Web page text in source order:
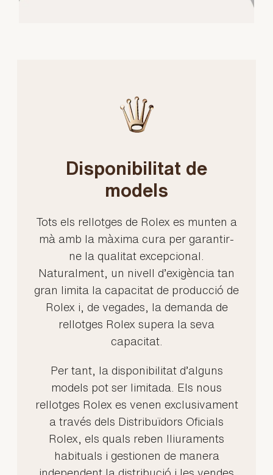
Disponibilitat de
models
Tots els rellotges de Rolex es munten a
mà amb la màxima cura per garantir-
ne la qualitat excepcional.
Naturalment, un nivell d’exigència tan
gran limita la capacitat de producció de
Rolex i, de vegades, la demanda de
rellotges Rolex supera la seva
capacitat.
Per tant, la disponibilitat d’alguns
models pot ser limitada. Els nous
rellotges Rolex es venen exclusivament
a través dels Distribuïdors Oficials
Rolex, els quals reben lliuraments
habituals i gestionen de manera
independent la distribució i les vendes